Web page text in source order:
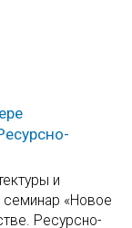
и
семинар «Новое
Ресурсно-